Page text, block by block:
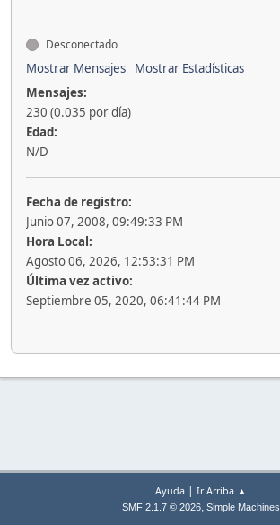
Desconectado
Mostrar Mensajes
Mostrar Estadísticas
Mensajes:
230 (0.035 por día)
Edad:
N/D
Fecha de registro:
Junio 07, 2008, 09:49:33 PM
Hora Local:
Agosto 06, 2026, 12:53:31 PM
Última vez activo:
Septiembre 05, 2020, 06:41:44 PM
Ayuda | Ir Arriba ▲
SMF 2.1.7 © 2026, Simple Machines